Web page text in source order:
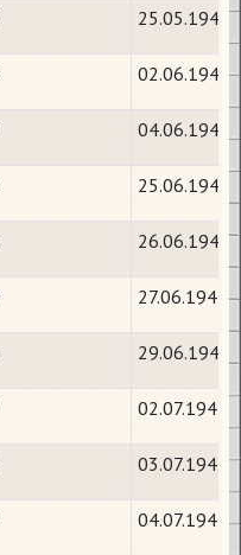
25.05.1943
02.06.1943
04.06.1943
25.06.1943
26.06.1943
27.06.1943
29.06.1943
02.07.1943
03.07.1943
04.07.1943